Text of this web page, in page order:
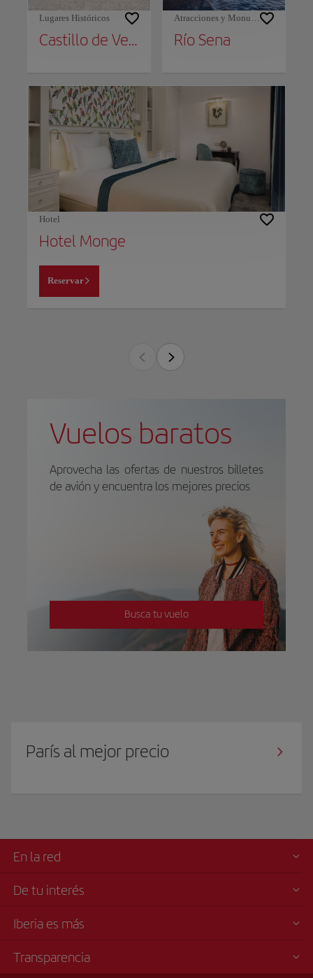
Lugares Históricos
Castillo de Versalles
Atracciones y Monumentos
Río Sena
Hotel
Hotel Monge
Reservar
Vuelos baratos
Aprovecha las ofertas de nuestros billetes
de avión y encuentra los mejores precios
Busca tu vuelo
París al mejor precio
En la red
De tu interés
Iberia es más
Transparencia